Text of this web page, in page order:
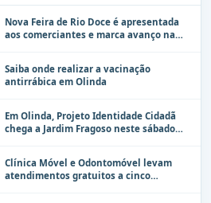
Nova Feira de Rio Doce é apresentada
aos comerciantes e marca avanço na
Saiba onde realizar a vacinação
antirrábica em Olinda
Em Olinda, Projeto Identidade Cidadã
chega a Jardim Fragoso neste sábado
Clínica Móvel e Odontomóvel levam
atendimentos gratuitos a cinco